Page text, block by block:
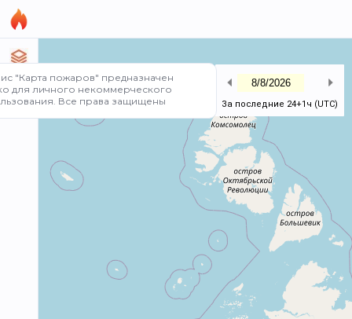
"Карта пожаров" предназначен
для личного некоммерческого
Все права защищены
Предыдущий день
За последние 24+1ч (UTC)